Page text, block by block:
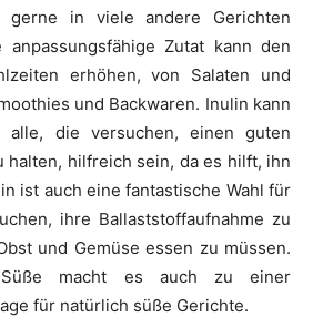
gerne in viele andere Gerichten
anpassungsfähige Zutat kann den
erhöhen, von Salaten und
und Backwaren. Inulin kann
alle, die versuchen, einen guten
halten, hilfreich sein, da es hilft, ihn
ist auch eine fantastische Wahl für
ihre Ballaststoffaufnahme zu
und Gemüse essen zu müssen.
Süße macht es auch zu einer
für natürlich süße Gerichte.